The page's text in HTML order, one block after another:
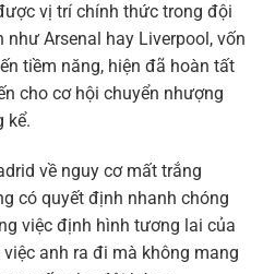
vị trí chính thức trong đội
như Arsenal hay Liverpool, vốn
tiềm năng, hiện đã hoàn tất
cho cơ hội chuyển nhượng
kể.
về nguy cơ mất trắng
có quyết định nhanh chóng
việc định hình tương lai của
anh ra đi mà không mang